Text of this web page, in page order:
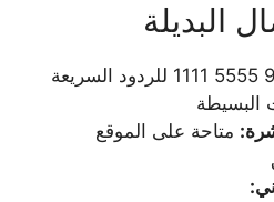
البديلة
+974 5555 1111 للردود السريعة
البسيطة
متاحة على الموقع